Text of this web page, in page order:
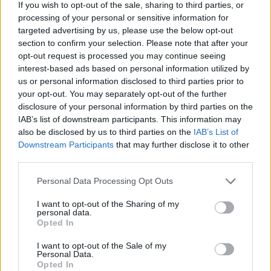
If you wish to opt-out of the sale, sharing to third parties, or
processing of your personal or sensitive information for
targeted advertising by us, please use the below opt-out
section to confirm your selection. Please note that after your
opt-out request is processed you may continue seeing
interest-based ads based on personal information utilized by
us or personal information disclosed to third parties prior to
your opt-out. You may separately opt-out of the further
disclosure of your personal information by third parties on the
IAB’s list of downstream participants. This information may
also be disclosed by us to third parties on the IAB’s List of
Downstream Participants that may further disclose it to other
Please note that this website/app uses one or more Google
not limited to your visit or usage behaviour. You may click to
grant or deny consent to Google and its third-party tags to
use your data for below specified purposes in below Google
consent section.
Personal Data Processing Opt Outs
I want to opt-out of the Sharing of my
personal data.
Opted In
I want to opt-out of the Sale of my
Personal Data.
Opted In
ಸಂದರ್ಶಕರಂತಲ್ಲದೆ, ಈ ಪ್ರೋಗ್ರಾಂಗಳು ನಿಮಿಷಗಳಲ್ಲಿ ನೂರಾರು
ಅಥವಾ ಸಾವಿರಾರು ದೊಡ್ಡ ಫೈಲ್‌ಗಳನ್ನು ವಿನಂತಿಸಬಹುದು.
ಅದು ಸಂಭವಿಸಿದಾಗ, ಅದು ನಿಜವಾದ ಸಮಸ್ಯೆಗಳನ್ನು
ಉಂಟುಮಾಡಬಹುದು:
ಎಲ್ಲರಿಗೂ ನಿಧಾನವಾದ ಡೌನ್‌ಲೋಡ್‌ಗಳು
ಹೆಚ್ಚಿನ ಸರ್ವರ್ ವೆಚ್ಚಗಳು ಸೈಟ್ ಅನ್ನು ನಡೆಸಲು ಹೆಚ್ಚು
ದುಬಾರಿಯನ್ನಾಗಿ ಮಾಡುತ್ತವೆ
ತಾತ್ಕಾಲಿಕ ಸ್ಥಗಿತಗಳು ಅಥವಾ ದೋಷಗಳು
ಅನುಮತಿಯಿಲ್ಲದೆ ವಿಷಯವನ್ನು ನಕಲಿಸಲಾಗುತ್ತಿದೆ ಮತ್ತು
ಮರುಪೋಸ್ಟ್ ಮಾಡಲಾಗುತ್ತಿದೆ
ಈ ಸರಳ ಪರಿಶೀಲನೆಯು ಡೌನ್‌ಲೋಡ್‌ಗಳನ್ನು ನಿಜವಾದ ಜನರೇ
ವಿನಂತಿಸುತ್ತಿದ್ದಾರೆಯೇ ಎಂದು ಖಚಿತಪಡಿಸಿಕೊಳ್ಳಲು ಸಹಾಯ
ಮಾಡುತ್ತದೆ - ಹೆಚ್ಚಿನ ಪ್ರಮಾಣದ ವಿಷಯವನ್ನು ಸ್ಕ್ರ್ಯಾಪ್
ಮಾಡುವ ಸ್ವಯಂಚಾಲಿತ ವ್ಯವಸ್ಥೆಗಳಲ್ಲ.
ದೊಡ್ಡ ವ್ಯತ್ಯಾಸವನ್ನುಂಟು ಮಾಡುತ್ತದೆ. ನೀವು ಮನುಷ್ಯರೆಂದು
ದೃಢೀಕರಿಸುವ ಮೂಲಕ, ನೀವು ಇವುಗಳಿಗೆ ಸಹಾಯ